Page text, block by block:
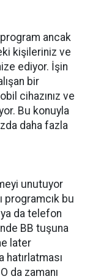
ancak
kişileriniz ve
ediyor. İşin
bir
cihazınız ve
Bu konuyla
daha fazla
unutuyor
programcık bu
da telefon
BB tuşuna
later
da zamanı